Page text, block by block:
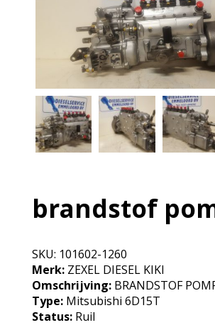
brandstof
SKU: 101602-1260
Merk:ZEXEL DIESEL KIKI
Omschrijving:BRANDSTOF
Type:Mitsubishi 6D15T
Status:Ruil